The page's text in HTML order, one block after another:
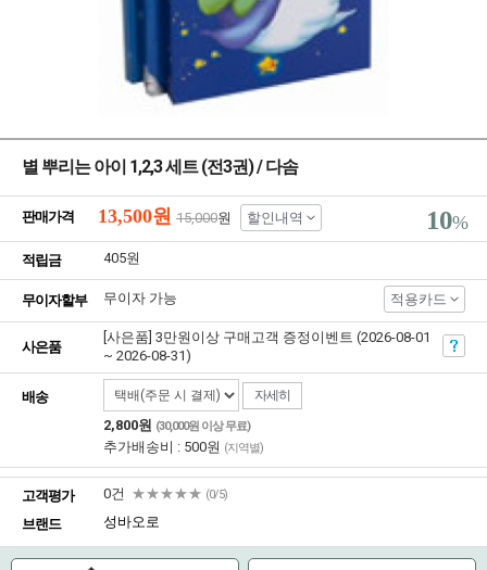
별 뿌리는 아이 1,2,3 세트 (전3권) / 다솜
판매가격 13,500원 15,000원 할인내역 10%
적립금 405원
무이자할부 무이자 가능 적용카드
사은품
[사은품] 3만원이상 구매고객 증정이벤트 (2026-08-01
~ 2026-08-31)
배송 자세히
2,800원 (30,000원 이상 무료)
추가배송비 : 500원 (지역별)
고객평가 0건 ★★★★★ (0/5)
브랜드 성바오로